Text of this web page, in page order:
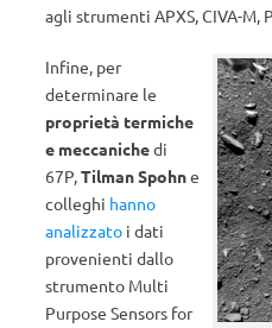
agli strumenti APXS, CIVA-M,
Infine, per
determinare le
proprietà termiche
e meccanichedi
67P,Tilman Spohne
colleghi hanno
analizzato i dati
provenienti dallo
strumento Multi
Purpose Sensors for